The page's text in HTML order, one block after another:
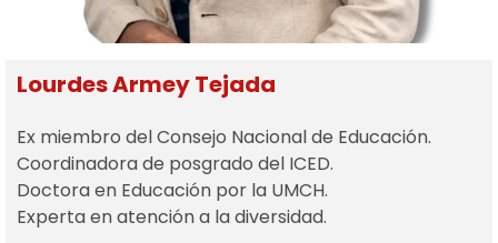
Lourdes Armey Tejada
Ex miembro del Consejo Nacional de Educación.
Coordinadora de posgrado del ICED.
Doctora en Educación por la UMCH.
Experta en atención a la diversidad.